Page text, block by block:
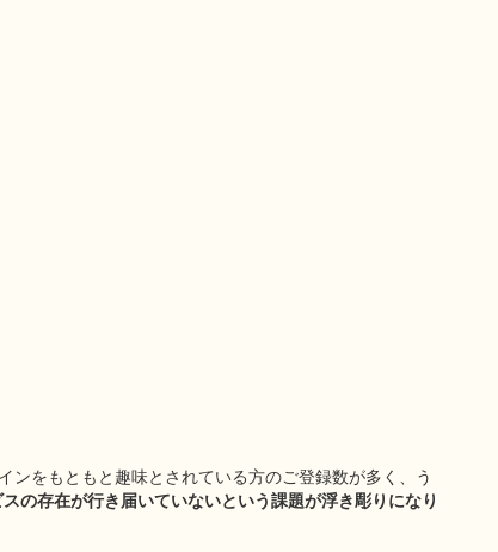
をもともと趣味とされている方のご登録数が多く、う
の存在が行き届いていないという課題が浮き彫りになり